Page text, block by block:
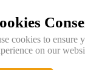
cookies to ensure
on our